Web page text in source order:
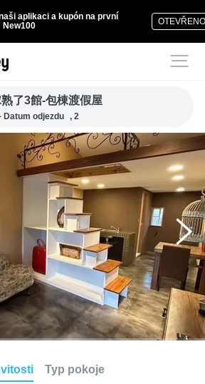
aplikaci a kupón na první
New100
了3館-包棟渡假屋
Datum odjezdu , 2
Typ pokoje